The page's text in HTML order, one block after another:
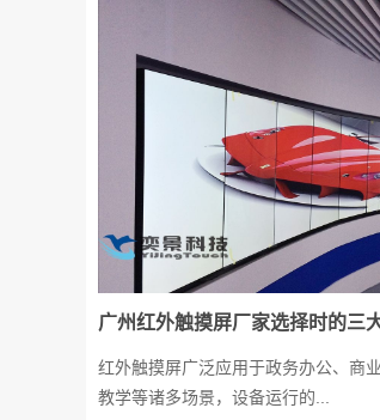
广州红外触摸屏厂家选择时的三
红外触摸屏广泛应用于政务办公、商
教学等诸多场景，设备运行的...